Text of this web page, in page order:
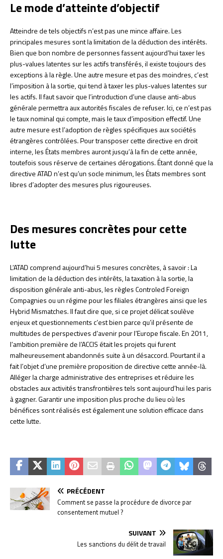
Le mode d’atteinte d’objectif
Atteindre de tels objectifs n’est pas une mince affaire. Les
principales mesures sont la limitation de la déduction des intérêts.
Bien que bon nombre de personnes fassent aujourd’hui taxer les
plus-values latentes sur les actifs transférés, il existe toujours des
exceptions à la règle. Une autre mesure et pas des moindres, c’est
l’imposition à la sortie, qui tend à taxer les plus-values latentes sur
les actifs. Il faut savoir que l’introduction d’une clause anti-abus
générale permettra aux autorités fiscales de refuser. Ici, ce n’est pas
le taux nominal qui compte, mais le taux d’imposition effectif. Une
autre mesure est l’adoption de règles spécifiques aux sociétés
étrangères contrôlées. Pour transposer cette directive en droit
interne, les États membres auront jusqu’à la fin de cette année,
toutefois sous réserve de certaines dérogations. Étant donné que la
directive ATAD n’est qu’un socle minimum, les États membres sont
libres d’adopter des mesures plus rigoureuses.
Des mesures concrètes pour cette
lutte
L’ATAD comprend aujourd’hui 5 mesures concrètes, à savoir : La
limitation de la déduction des intérêts, la taxation à la sortie, la
disposition générale anti-abus, les règles Controled Foreign
Compagnies ou un régime pour les filiales étrangères ainsi que les
Hybrid Mismatches. Il faut dire que, si ce projet délicat soulève
enjeux et questionnements c’est bien parce qu’il présente de
multitudes de perspectives d’avenir pour l’Europe fiscale. En 2011,
l’ambition première de l’ACCIS était les projets qui furent
malheureusement abandonnés suite à un désaccord. Pourtant il a
fait l’objet d’une première proposition de directive cette année-là.
Alléger la charge administrative des entreprises et réduire les
obstacles aux activités transfrontières tels sont aujourd’hui les paris
à gagner. Garantir une imposition plus proche du lieu où les
bénéfices sont réalisés est également une solution efficace dans
cette lutte.
PRÉCÉDENT
Comment se passe la procédure de divorce par
consentement mutuel ?
SUIVANT
Les sanctions du délit de travail